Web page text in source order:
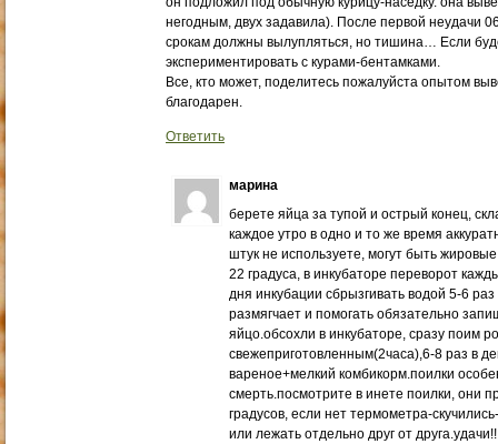
негодным, двух задавила). После первой неудачи
срокам должны вылупляться, но тишина… Если
экспериментировать с курами-бентамками.
Все, кто может, поделитесь пожалуйста опытом
благодарен.
Ответить
марина
берете яйца за тупой и острый конец,
каждое утро в одно и то же время
штук не используете, могут быть
22 градуса, в инкубаторе переворот
дня инкубации сбрызгивать водой 5-6
размягчает и помогать обязательно
яйцо.обсохли в инкубаторе, сразу поим
свежеприготовленным(2часа),6-8 раз в
вареное+мелкий комбикорм.поилки
смерть.посмотрите в инете поилки, они
градусов, если нет термометра-
или лежать отдельно друг от